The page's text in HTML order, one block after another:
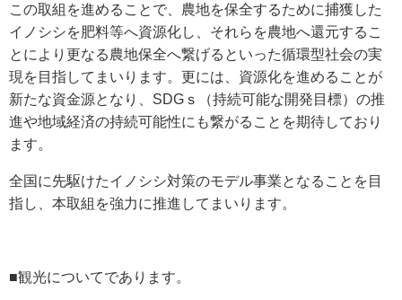
この取組を進めることで、農地を保全するために捕獲した
イノシシを肥料等へ資源化し、それらを農地へ還元するこ
とにより更なる農地保全へ繋げるといった循環型社会の実
現を目指してまいります。更には、資源化を進めることが
新たな資金源となり、SDGｓ（持続可能な開発目標）の推
進や地域経済の持続可能性にも繋がることを期待しており
ます。
全国に先駆けたイノシシ対策のモデル事業となることを目
指し、本取組を強力に推進してまいります。
■観光についてであります。